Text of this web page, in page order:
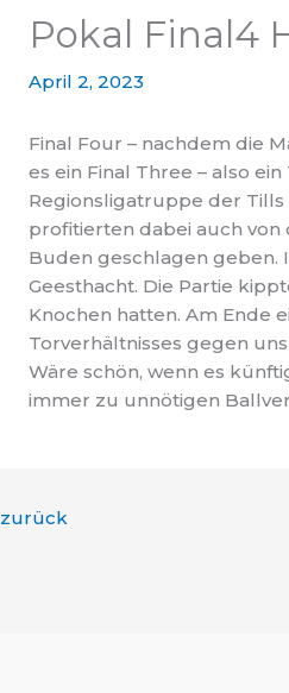
Pokal Final4
April 2, 2023
Final Four – nachdem die
es ein Final Three – also
Regionsligatruppe der
profitierten dabei auch von
Buden geschlagen geben.
Geesthacht. Die Partie
Knochen hatten. Am Ende
Torverhältnisses gegen
Wäre schön, wenn es
immer zu unnötigen
zurück